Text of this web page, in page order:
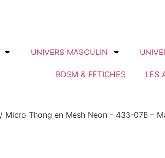
UNIVERS MASCULIN
BDSM & FÉTICHES LES
/ Micro Thong en Mesh Neon – 433-07B –